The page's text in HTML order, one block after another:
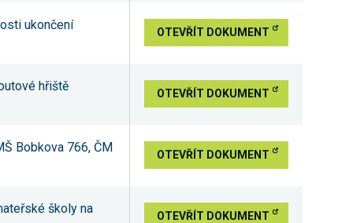
ukončení
OTEVŘÍT DOKUMENT
hřiště
OTEVŘÍT DOKUMENT
Bobkova 766, ČM
OTEVŘÍT DOKUMENT
školy na
OTEVŘÍT DOKUMENT